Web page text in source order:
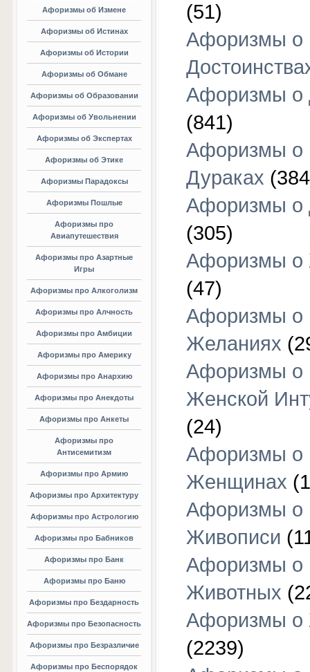
Афоризмы об Измене
Афоризмы об Истинах
Афоризмы об Истории
Афоризмы об Обмане
Афоризмы об Образовании
Афоризмы об Увольнении
Афоризмы об Экспертах
Афоризмы об Этике
Афоризмы Парадоксы
Афоризмы Пошлые
Афоризмы про
Авиапутешествия
Афоризмы про Азартные
Игры
Афоризмы про Алкоголизм
Афоризмы про Алчность
Афоризмы про Амбиции
Афоризмы про Америку
Афоризмы про Анархию
Афоризмы про Анекдоты
Афоризмы про Анкеты
Афоризмы про
Антисемитизм
Афоризмы про Армию
Афоризмы про Архитектуру
Афоризмы про Астрологию
Афоризмы про Бабников
Афоризмы про Банк
Афоризмы про Баню
Афоризмы про Бездарность
Афоризмы про Безопасность
Афоризмы про Безразличие
Афоризмы про Беспорядок
(51)
Афоризмы о
Афоризмы о
(841)
Афоризмы о
Дураках
Афоризмы о
(305)
Афоризмы
(47)
Афоризмы о
Желаниях
Афоризмы о
Женской
(24)
Афоризмы о
Женщинах
Афоризмы о
Живописи
Афоризмы о
Животных
Афоризмы о
(2239)